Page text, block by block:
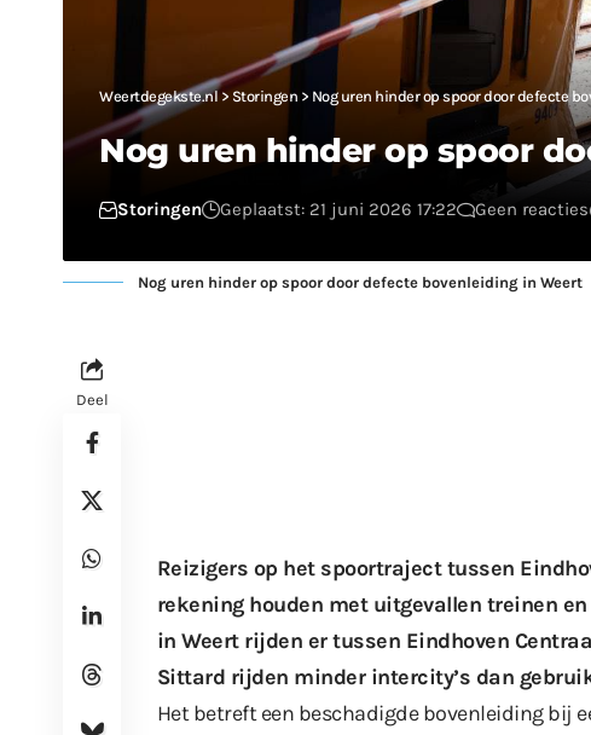
Weertdegekste.nl> Storingen > Nog uren hinder op spoor door defecte
Nog uren hinder op spoor
Storingen Geplaatst: 21 juni 2026 17:22 Geen reacties
Nog uren hinder op spoor door defecte bovenleiding in Weert
Deel
Reizigers op het spoortraject tussen
rekening houden met uitgevallen treinen
in Weert rijden er tussen Eindhoven
Sittard rijden minder intercity’s dan
Het betreft een beschadigde bovenleiding bij